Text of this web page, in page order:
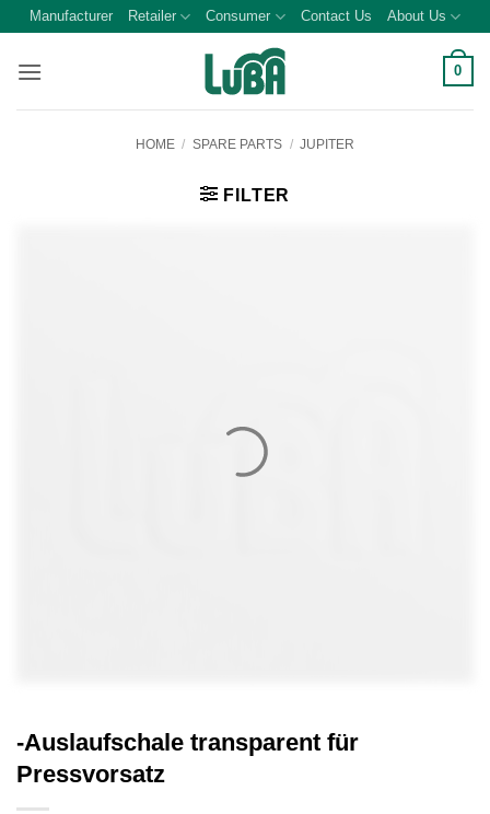
Skip
content
Manufacturer Retailer Consumer Contact Us About Us
0
HOME / SPARE PARTS / JUPITER
FILTER
-Auslaufschale transparent für
Pressvorsatz